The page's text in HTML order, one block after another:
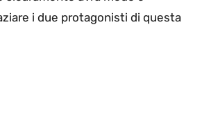
i due protagonisti di questa